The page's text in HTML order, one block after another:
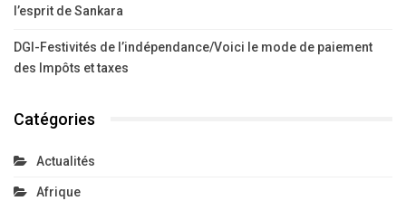
l’esprit de Sankara
DGI-Festivités de l’indépendance/Voici le mode de paiement
des Impôts et taxes
Catégories
Actualités
Afrique